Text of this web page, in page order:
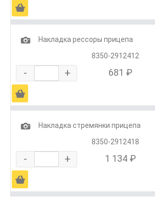
Ä
1
Накладка рессоры прицепа
8350-2912412
- + 681 ₽
Ä
1
Накладка стремянки прицепа
8350-2912418
- + 1 134 ₽
Ä